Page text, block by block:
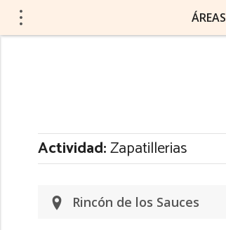
ÁREAS
Actividad:Zapatillerias
Rincón de los Sauces